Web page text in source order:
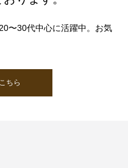
〜30代中心に活躍中。お気
ちら